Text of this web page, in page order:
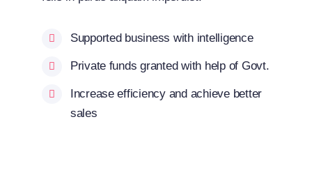
Supported business with intelligence
Private funds granted with help of Govt.
Increase efficiency and achieve better
sales